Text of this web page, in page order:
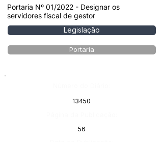
Portaria Nº 01/2022 - Designar os
servidores fiscal de gestor
Legislação
Portaria
13450
56